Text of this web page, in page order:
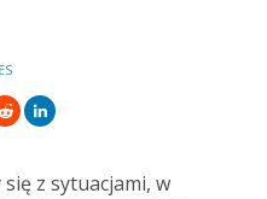
z sytuacjami, w